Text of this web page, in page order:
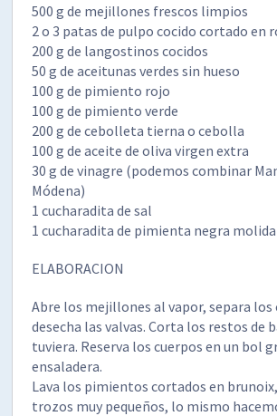
500 g de mejillones frescos limpios
2 o 3 patas de pulpo cocido cortado en
200 g de langostinos cocidos
50 g de aceitunas verdes sin hueso
100 g de pimiento rojo
100 g de pimiento verde
200 g de cebolleta tierna o cebolla
100 g de aceite de oliva virgen extra
30 g de vinagre (podemos combinar
Módena)
1 cucharadita de sal
1 cucharadita de pimienta negra molida
ELABORACION
Abre los mejillones al vapor, separa los
desecha las valvas. Corta los restos de
tuviera. Reserva los cuerpos en un bol
ensaladera.
Lava los pimientos cortados en
trozos muy pequeños, lo mismo